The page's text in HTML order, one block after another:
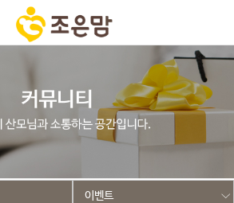
이벤트